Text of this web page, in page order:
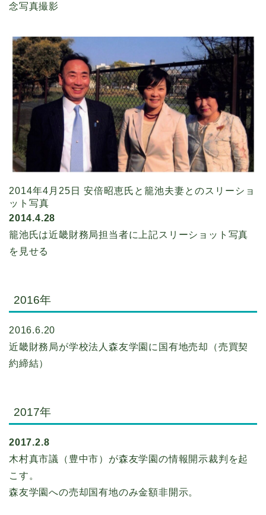
念写真撮影
2014年4月25日 安倍昭恵氏と籠池夫妻とのスリーショ
ット写真
2014.4.28
籠池氏は近畿財務局担当者に上記スリーショット写真
を見せる
2016年
2016.6.20
近畿財務局が学校法人森友学園に国有地売却（売買契
約締結）
2017年
2017.2.8
木村真市議（豊中市）が森友学園の情報開示裁判を起
こす。
森友学園への売却国有地のみ金額非開示。